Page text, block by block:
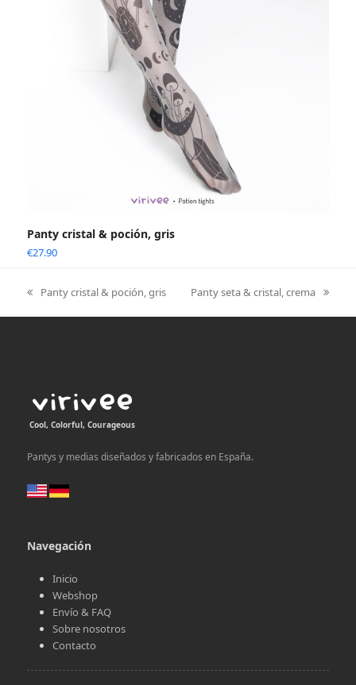
Panty cristal & poción, gris
€27.90
previous
post:
Panty cristal & poción, gris
next
post:
Panty seta & cristal, crema
Cool, Colorful, Courageous
Pantys y medias diseñados y fabricados en España.
Navegación
Inicio
Webshop
Envío & FAQ
Sobre nosotros
Contacto